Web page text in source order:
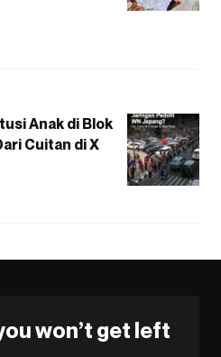
Anak di Blok
Cuitan di X
won’t get left